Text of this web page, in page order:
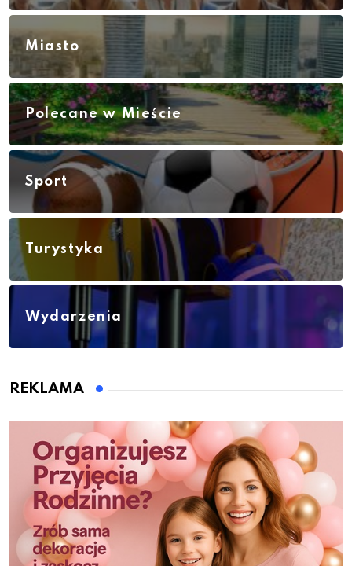
Miasto
Polecane w Mieście
Sport
Turystyka
Wydarzenia
REKLAMA